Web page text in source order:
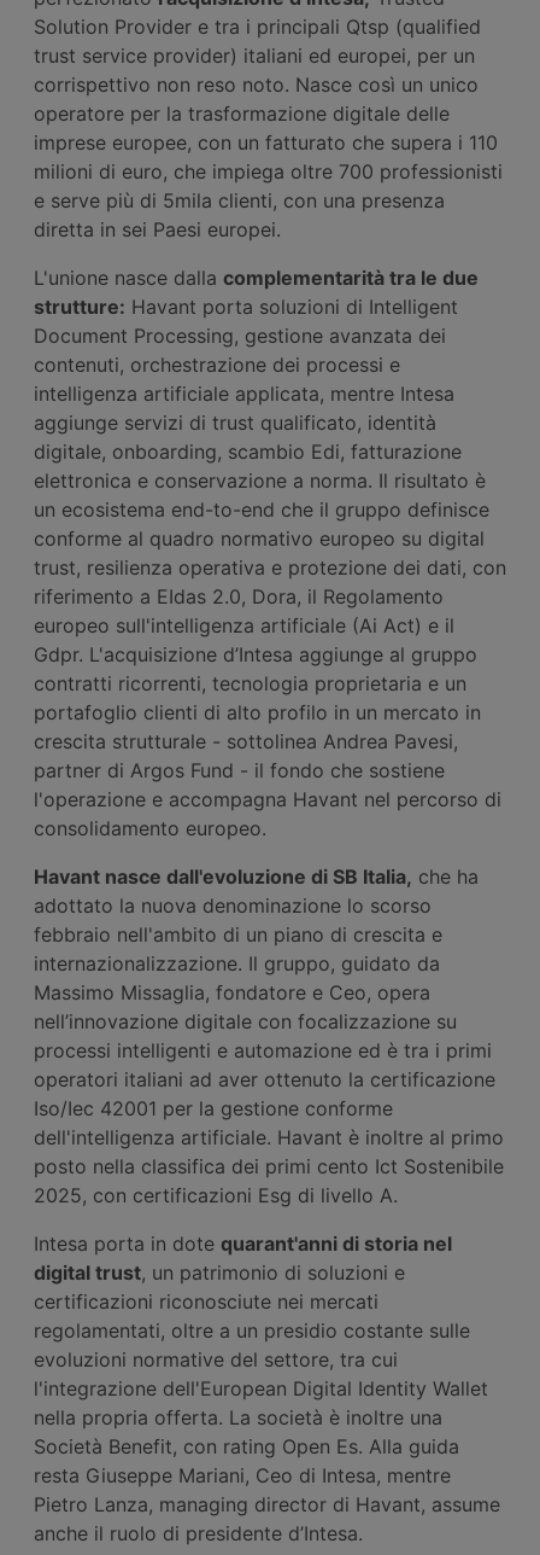
Solution Provider e tra i principali Qtsp (qualified
trust service provider) italiani ed europei, per un
corrispettivo non reso noto. Nasce così un unico
operatore per la trasformazione digitale delle
imprese europee, con un fatturato che supera i 110
milioni di euro, che impiega oltre 700 professionisti
e serve più di 5mila clienti, con una presenza
diretta in sei Paesi europei.
L'unione nasce dalla complementarità tra le due
strutture: Havant porta soluzioni di Intelligent
Document Processing, gestione avanzata dei
contenuti, orchestrazione dei processi e
intelligenza artificiale applicata, mentre Intesa
aggiunge servizi di trust qualificato, identità
digitale, onboarding, scambio Edi, fatturazione
elettronica e conservazione a norma. Il risultato è
un ecosistema end-to-end che il gruppo definisce
conforme al quadro normativo europeo su digital
trust, resilienza operativa e protezione dei dati, con
riferimento a EIdas 2.0, Dora, il Regolamento
europeo sull'intelligenza artificiale (Ai Act) e il
Gdpr. L'acquisizione d’Intesa aggiunge al gruppo
contratti ricorrenti, tecnologia proprietaria e un
portafoglio clienti di alto profilo in un mercato in
crescita strutturale - sottolinea Andrea Pavesi,
partner di Argos Fund - il fondo che sostiene
l'operazione e accompagna Havant nel percorso di
consolidamento europeo.
Havant nasce dall'evoluzione di SB Italia, che ha
adottato la nuova denominazione lo scorso
febbraio nell'ambito di un piano di crescita e
internazionalizzazione. Il gruppo, guidato da
Massimo Missaglia, fondatore e Ceo, opera
nell’innovazione digitale con focalizzazione su
processi intelligenti e automazione ed è tra i primi
operatori italiani ad aver ottenuto la certificazione
Iso/Iec 42001 per la gestione conforme
dell'intelligenza artificiale. Havant è inoltre al primo
posto nella classifica dei primi cento Ict Sostenibile
2025, con certificazioni Esg di livello A.
Intesa porta in dote quarant'anni di storia nel
digital trust, un patrimonio di soluzioni e
certificazioni riconosciute nei mercati
regolamentati, oltre a un presidio costante sulle
evoluzioni normative del settore, tra cui
l'integrazione dell'European Digital Identity Wallet
nella propria offerta. La società è inoltre una
Società Benefit, con rating Open Es. Alla guida
resta Giuseppe Mariani, Ceo di Intesa, mentre
Pietro Lanza, managing director di Havant, assume
anche il ruolo di presidente d’Intesa.